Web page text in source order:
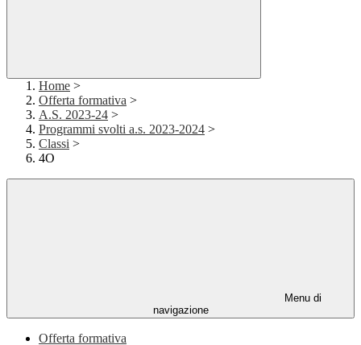
Home >
Offerta formativa >
A.S. 2023-24 >
Programmi svolti a.s. 2023-2024 >
Classi >
4O
Menu di
navigazione
Offerta formativa